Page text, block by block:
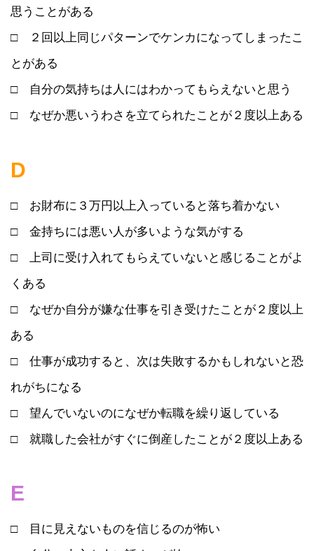
思うことがある
□ ２回以上同じパターンでケンカになってしまったこ
とがある
□ 自分の気持ちは人にはわかってもらえないと思う
□ なぜか悪いうわさを立てられたことが２度以上ある
D
□ お財布に３万円以上入っていると落ち着かない
□ 金持ちには悪い人が多いような気がする
□ 上司に受け入れてもらえていないと感じることがよ
くある
□ なぜか自分が嫌な仕事を引き受けたことが２度以上
ある
□ 仕事が成功すると、次は失敗するかもしれないと恐
れがちになる
□ 望んでいないのになぜか転職を繰り返している
□ 就職した会社がすぐに倒産したことが２度以上ある
E
□ 目に見えないものを信じるのが怖い